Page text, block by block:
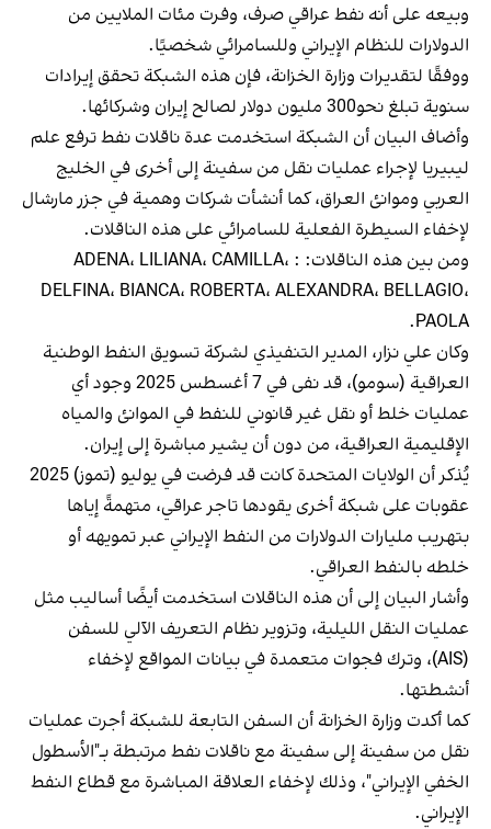
وبيعه على أنه نفط عراقي صرف، وفرت مئات الملايين من
الدولارات للنظام الإيراني وللسامرائي شخصيًا.
ووفقًا لتقديرات وزارة الخزانة، فإن هذه الشبكة تحقق إيرادات
سنوية تبلغ نحو300 مليون دولار لصالح إيران وشركائها.
وأضاف البيان أن الشبكة استخدمت عدة ناقلات نفط ترفع علم
ليبيريا لإجراء عمليات نقل من سفينة إلى أخرى في الخليج
العربي وموانئ العراق، كما أنشأت شركات وهمية في جزر مارشال
لإخفاء السيطرة الفعلية للسامرائي على هذه الناقلات.
ومن بين هذه الناقلات: : ADENA، LILIANA، CAMILLA،
DELFINA، BIANCA، ROBERTA، ALEXANDRA، BELLAGIO،
PAOLA.
وكان علي نزار، المدير التنفيذي لشركة تسويق النفط الوطنية
العراقية (سومو)، قد نفى في 7 أغسطس 2025 وجود أي
عمليات خلط أو نقل غير قانوني للنفط في الموانئ والمياه
الإقليمية العراقية، من دون أن يشير مباشرة إلى إيران.
يُذكر أن الولايات المتحدة كانت قد فرضت في يوليو (تموز) 2025
عقوبات على شبكة أخرى يقودها تاجر عراقي، متهمةً إياها
بتهريب مليارات الدولارات من النفط الإيراني عبر تمويهه أو
خلطه بالنفط العراقي.
وأشار البيان إلى أن هذه الناقلات استخدمت أيضًا أساليب مثل
عمليات النقل الليلية، وتزوير نظام التعريف الآلي للسفن
(AIS)، وترك فجوات متعمدة في بيانات المواقع لإخفاء
أنشطتها.
كما أكدت وزارة الخزانة أن السفن التابعة للشبكة أجرت عمليات
نقل من سفينة إلى سفينة مع ناقلات نفط مرتبطة بـ"الأسطول
الخفي الإيراني"، وذلك لإخفاء العلاقة المباشرة مع قطاع النفط
الإيراني.